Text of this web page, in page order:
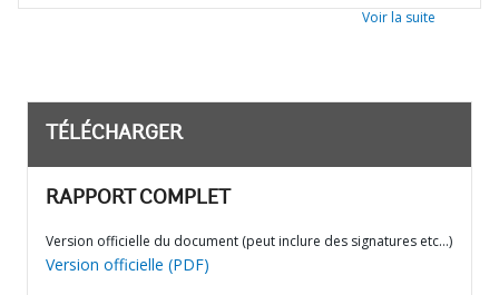
Voir la suite
TÉLÉCHARGER
RAPPORT COMPLET
Version officielle du document (peut inclure des signatures etc…)
Version officielle (PDF)